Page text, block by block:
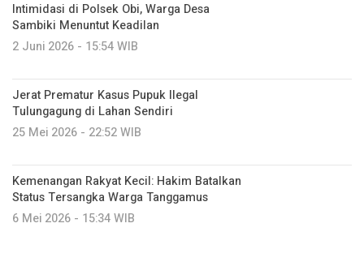
Intimidasi di Polsek Obi, Warga Desa
Sambiki Menuntut Keadilan
2 Juni 2026 - 15:54 WIB
Jerat Prematur Kasus Pupuk Ilegal
Tulungagung di Lahan Sendiri
25 Mei 2026 - 22:52 WIB
Kemenangan Rakyat Kecil: Hakim Batalkan
Status Tersangka Warga Tanggamus
6 Mei 2026 - 15:34 WIB